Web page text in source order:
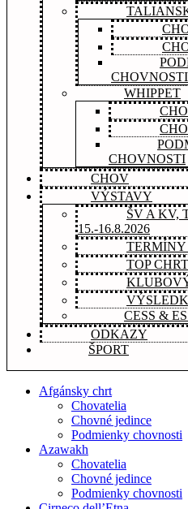
CHOVNOSTI
WHIPPET
CHOVNOSTI
CHOV
VÝSTAVY
ŠV A KV,
15.-16.8.2026
TOP CHRT
CESS &
ODKAZY
ŠPORT
Afgánsky chrt
Chovatelia
Chovné jedince
Podmienky chovnosti
Azawakh
Chovatelia
Chovné jedince
Podmienky chovnosti